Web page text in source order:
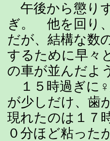
午後から懲り
ぎ。 他を回り
だが、結構な数
するために早々
の車が並んだよ
１５時過ぎに♀
が少しだけ、歯
現れたのは１７
０分ほど粘った